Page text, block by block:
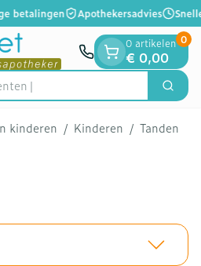
betalingen Apothekersadvies
Zoek
0 artikelen
€ 0,00
0
kinderen / Kinderen / Tanden